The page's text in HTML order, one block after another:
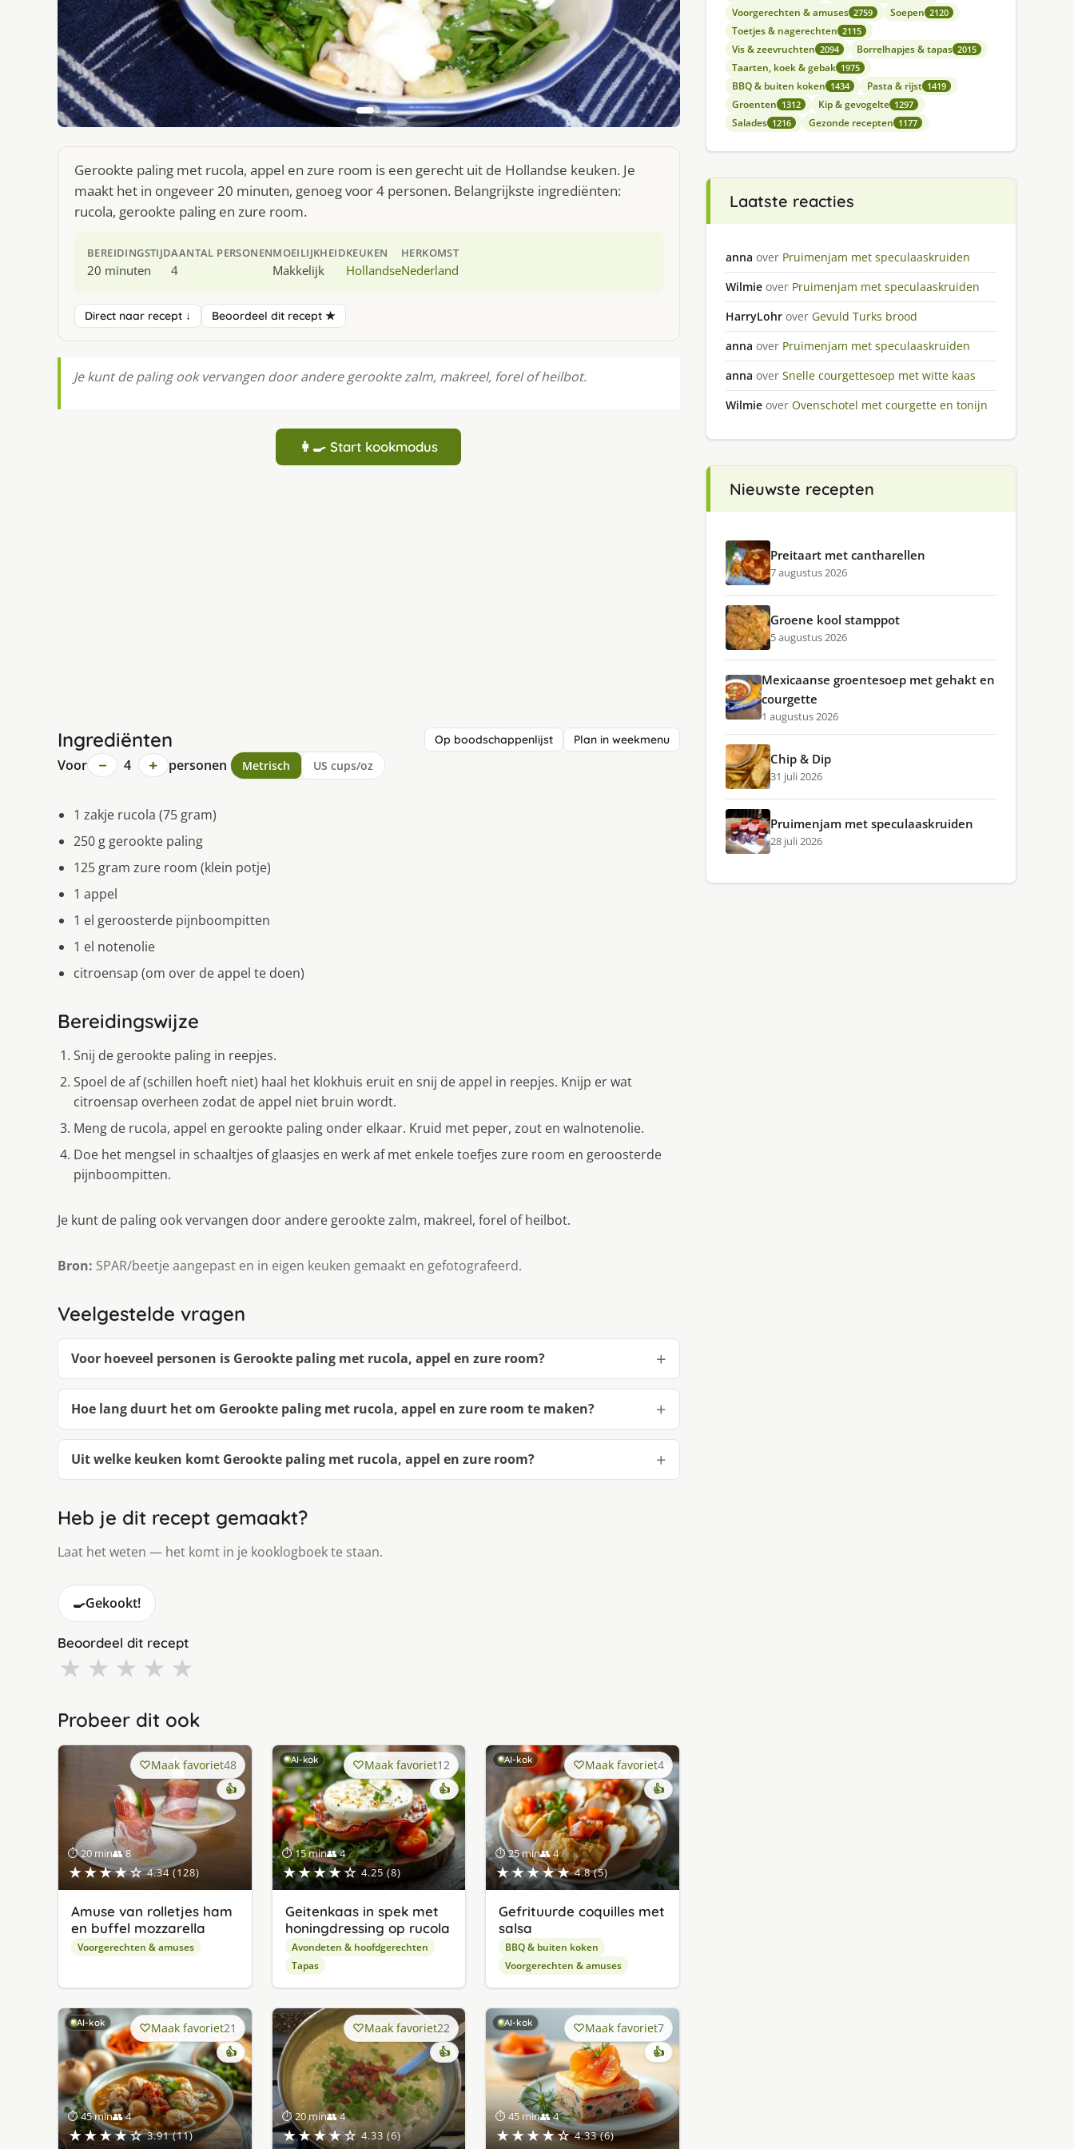
Gerookte paling met rucola, appel en zure room is een gerecht uit de Hollandse keuken. Je
maakt het in ongeveer 20 minuten, genoeg voor 4 personen. Belangrijkste ingrediënten:
rucola, gerookte paling en zure room.
BEREIDINGSTIJD
20 minuten
AANTAL PERSONEN
4
MOEILIJKHEID
Makkelijk
KEUKEN
Hollandse
HERKOMST
Nederland
Direct naar recept ↓ Beoordeel dit recept ★
Je kunt de paling ook vervangen door andere gerookte zalm, makreel, forel of heilbot.
👩‍🍳 Start kookmodus
Ingrediënten Op boodschappenlijst Plan in weekmenu
Voor − 4 + personen Metrisch US cups/oz
1 zakje rucola (75 gram)
250 g gerookte paling
125 gram zure room (klein potje)
1 appel
1 el geroosterde pijnboompitten
1 el notenolie
citroensap (om over de appel te doen)
Bereidingswijze
Snij de gerookte paling in reepjes.
Spoel de af (schillen hoeft niet) haal het klokhuis eruit en snij de appel in reepjes. Knijp er wat
citroensap overheen zodat de appel niet bruin wordt.
Meng de rucola, appel en gerookte paling onder elkaar. Kruid met peper, zout en walnotenolie.
Doe het mengsel in schaaltjes of glaasjes en werk af met enkele toefjes zure room en geroosterde
pijnboompitten.
Je kunt de paling ook vervangen door andere gerookte zalm, makreel, forel of heilbot.
Bron: SPAR/beetje aangepast en in eigen keuken gemaakt en gefotografeerd.
Veelgestelde vragen
Voor hoeveel personen is Gerookte paling met rucola, appel en zure room?
Hoe lang duurt het om Gerookte paling met rucola, appel en zure room te maken?
Uit welke keuken komt Gerookte paling met rucola, appel en zure room?
Heb je dit recept gemaakt?
Laat het weten — het komt in je kooklogboek te staan.
🍳Gekookt!
Beoordeel dit recept
★ ★ ★ ★ ★
Probeer dit ook
⏱ 20 min👥 8
★★★★☆ 4.34 (128)
Maak favoriet48
👍
Amuse van rolletjes ham
en buffel mozzarella
Voorgerechten & amuses
AI-kok
⏱ 15 min👥 4
★★★★☆ 4.25 (8)
Maak favoriet12
👍
Geitenkaas in spek met
honingdressing op rucola
Avondeten & hoofdgerechten
Tapas
AI-kok
⏱ 25 min👥 4
★★★★★ 4.8 (5)
Maak favoriet4
👍
Gefrituurde coquilles met
salsa
BBQ & buiten koken
Voorgerechten & amuses
AI-kok
⏱ 45 min👥 4
★★★★☆ 3.91 (11)
Maak favoriet21
👍
⏱ 20 min👥 4
★★★★☆ 4.33 (6)
Maak favoriet22
👍
AI-kok
⏱ 45 min👥 4
★★★★☆ 4.33 (6)
Maak favoriet7
👍
Voorgerechten & amuses 2759 Soepen 2120
Toetjes & nagerechten 2115
Vis & zeevruchten 2094 Borrelhapjes & tapas 2015
Taarten, koek & gebak 1975
BBQ & buiten koken 1434 Pasta & rijst 1419
Groenten 1312 Kip & gevogelte 1297
Salades 1216 Gezonde recepten 1177
Laatste reacties
anna over Pruimenjam met speculaaskruiden
Wilmie over Pruimenjam met speculaaskruiden
HarryLohr over Gevuld Turks brood
anna over Pruimenjam met speculaaskruiden
anna over Snelle courgettesoep met witte kaas
Wilmie over Ovenschotel met courgette en tonijn
Nieuwste recepten
Preitaart met cantharellen
7 augustus 2026
Groene kool stamppot
5 augustus 2026
Mexicaanse groentesoep met gehakt en
courgette
1 augustus 2026
Chip & Dip
31 juli 2026
Pruimenjam met speculaaskruiden
28 juli 2026